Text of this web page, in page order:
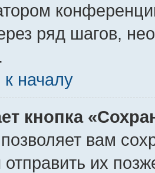
ряд шагов,
началу
кнопка
вам
отправить их